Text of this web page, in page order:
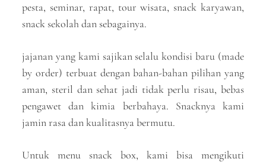
pesta, seminar, rapat, tour wisata, snack karyawan,
snack sekolah dan sebagainya.
jajanan yang kami sajikan selalu kondisi baru (made
by order) terbuat dengan bahan-bahan pilihan yang
aman, steril dan sehat jadi tidak perlu risau, bebas
pengawet dan kimia berbahaya. Snacknya kami
jamin rasa dan kualitasnya bermutu.
Untuk menu snack box, kami bisa mengikuti